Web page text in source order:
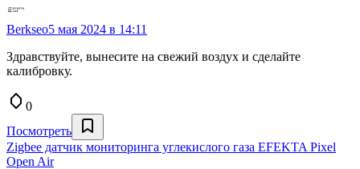
Berkseo5 мая 2024 в 14:11
Здравствуйте, вынесите на свежий воздух и сделайте
калибровку.
0
Посмотреть
Zigbee датчик мониторинга углекислого газа EFEKTA Pixel
Open Air